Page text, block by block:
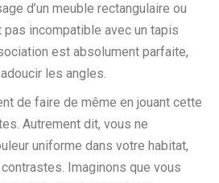
d’un meuble rectangulaire ou
pas incompatible avec un tapis
est absolument parfaite,
les angles.
de faire de même en jouant cette
Autrement dit, vous ne
uniforme dans votre habitat,
Imaginons que vous